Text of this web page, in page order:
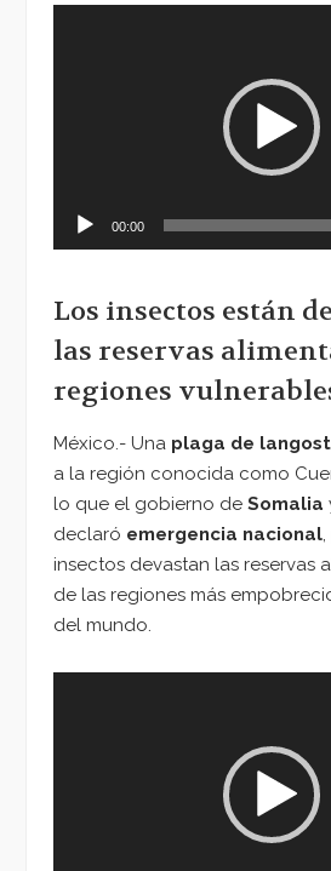
00:00
Los insectos están
las reservas
regiones
México.- Una plaga de
a la región conocida como
lo que el gobierno de Somalia
declaró emergencia nacional
insectos devastan las reservas
de las regiones más
del mundo.